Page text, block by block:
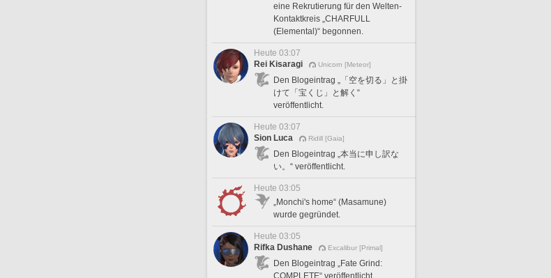
eine Rekrutierung für den Welten-
Kontaktkreis „CHARFULL
(Elemental)“ begonnen.
Heute 03:07
Rei Kisaragi
Unicorn [Meteor]
Den Blogeintrag „「空を切る」と掛
けて「宝くじ」と解く“
veröffentlicht.
Heute 03:07
Sion Luca
Ridill [Gaia]
Den Blogeintrag „本当に申し訳な
い。“ veröffentlicht.
Heute 03:05
„Monchi's home“ (Masamune)
wurde gegründet.
Heute 03:05
Rifka Dushane
Excalibur [Primal]
Den Blogeintrag „Fate Grind:
COMPLETE“ veröffentlicht.